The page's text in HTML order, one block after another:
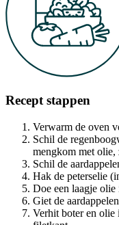
Recept stappen
Verwarm de oven
Schil de
mengkom met olie,
Schil de
Hak de peterselie
Doe een laagje
Giet de
Verhit boter en olie